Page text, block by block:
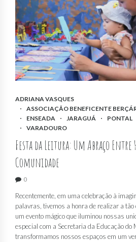
ADRIANA VASQUES
ASSOCIAÇÃO BENEFICENTE
ENSEADA
JARAGUÁ PONTAL
VARADOURO
Festa da Leitura: Um Abraço Entre
Comunidade
0
Recentemente, em uma celebração à
palavras, tivemos a honra de realizar a
um evento mágico que iluminou nossas
especial com a Secretaria da Educação do
transformamos nossos espaços em um